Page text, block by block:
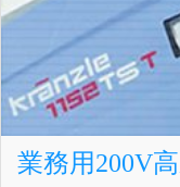
業務用200V